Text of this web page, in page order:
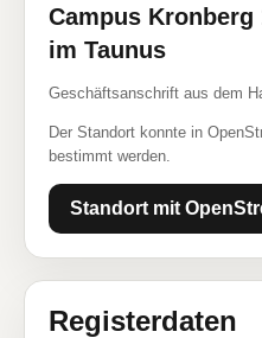
Campus Kronberg
im Taunus
Geschäftsanschrift aus dem
Der Standort konnte in
bestimmt werden.
Standort mit
Registerdaten